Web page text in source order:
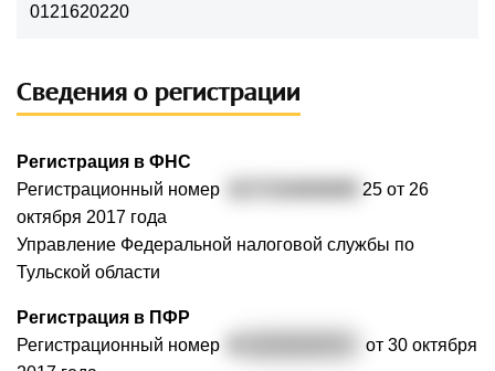
0121620220
Сведения о регистрации
Регистрация в ФНС
Регистрационный номер
25 от 26
октября 2017 года
Управление Федеральной налоговой службы по
Тульской области
Регистрация в ПФР
Регистрационный номер
от 30 октября